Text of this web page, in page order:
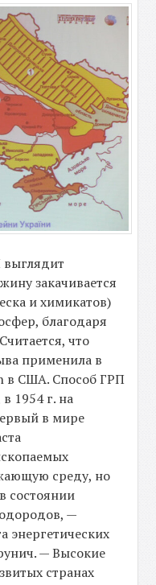
закачивается
и химикатов)
благодаря
что
применила в
в США. Способ ГРП
1954 г. на
в мире
среду, но
состоянии
—
энергетических
— Высокие
странах